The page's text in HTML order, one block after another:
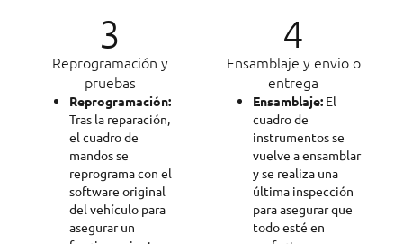
3
Reprogramación y
pruebas
Reprogramación:
Tras la reparación,
el cuadro de
mandos se
reprograma con el
software original
del vehículo para
asegurar un
4
Ensamblaje y envio o
entrega
Ensamblaje: El
cuadro de
instrumentos se
vuelve a ensamblar
y se realiza una
última inspección
para asegurar que
todo esté en